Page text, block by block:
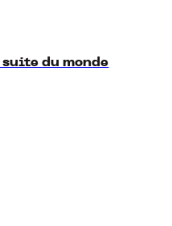
du monde